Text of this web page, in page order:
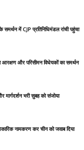
समर्थन में CJP प्रतिनिधिमंडल रांची पहुंचा
आरक्षण और परिसीमन विधेयकों का समर्थन
मार्गदर्शन भरी सुबह को संजोया
नामकरण कर चीन को जवाब दिया